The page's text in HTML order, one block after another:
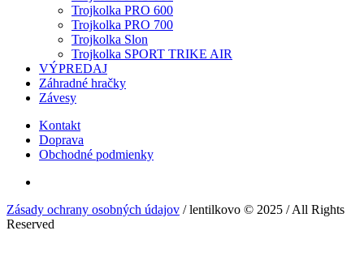
Trojkolka PRO 600
Trojkolka PRO 700
Trojkolka Slon
Trojkolka SPORT TRIKE AIR
VÝPREDAJ
Záhradné hračky
Závesy
Kontakt
Doprava
Obchodné podmienky
Zásady ochrany osobných údajov / lentilkovo © 2025 / All Rights
Reserved